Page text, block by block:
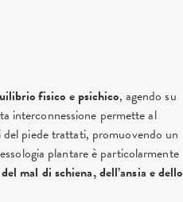
fisico e psichico, agendo su
interconnessione permette al
piede trattati, promuovendo un
plantare è particolarmente
mal di schiena, dell’ansia e dello